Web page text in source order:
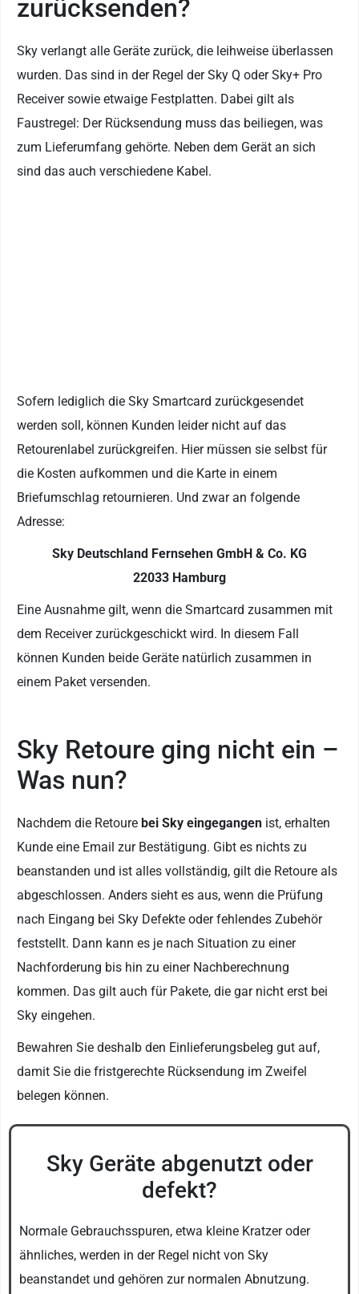
zurücksenden?
Sky verlangt alle Geräte zurück, die leihweise überlassen
wurden. Das sind in der Regel der Sky Q oder Sky+ Pro
Receiver sowie etwaige Festplatten. Dabei gilt als
Faustregel: Der Rücksendung muss das beiliegen, was
zum Lieferumfang gehörte. Neben dem Gerät an sich
sind das auch verschiedene Kabel.
Sofern lediglich die Sky Smartcard zurückgesendet
werden soll, können Kunden leider nicht auf das
Retourenlabel zurückgreifen. Hier müssen sie selbst für
die Kosten aufkommen und die Karte in einem
Briefumschlag retournieren. Und zwar an folgende
Adresse:
Sky Deutschland Fernsehen GmbH & Co. KG
22033 Hamburg
Eine Ausnahme gilt, wenn die Smartcard zusammen mit
dem Receiver zurückgeschickt wird. In diesem Fall
können Kunden beide Geräte natürlich zusammen in
einem Paket versenden.
Sky Retoure ging nicht ein –
Was nun?
Nachdem die Retoure bei Sky eingegangen ist, erhalten
Kunde eine Email zur Bestätigung. Gibt es nichts zu
beanstanden und ist alles vollständig, gilt die Retoure als
abgeschlossen. Anders sieht es aus, wenn die Prüfung
nach Eingang bei Sky Defekte oder fehlendes Zubehör
feststellt. Dann kann es je nach Situation zu einer
Nachforderung bis hin zu einer Nachberechnung
kommen. Das gilt auch für Pakete, die gar nicht erst bei
Sky eingehen.
Bewahren Sie deshalb den Einlieferungsbeleg gut auf,
damit Sie die fristgerechte Rücksendung im Zweifel
belegen können.
Sky Geräte abgenutzt oder
defekt?
Normale Gebrauchsspuren, etwa kleine Kratzer oder
ähnliches, werden in der Regel nicht von Sky
beanstandet und gehören zur normalen Abnutzung.